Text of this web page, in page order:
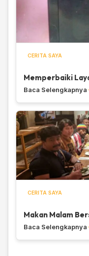
CERITA SAYA
Memperbaiki
Baca Selengkapnya
CERITA SAYA
Makan Malam
Baca Selengkapnya